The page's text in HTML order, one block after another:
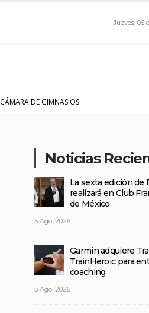
Jueves, 06
CÁMARA DE GIMNASIOS
Noticias
La sexta edición de
realizará en Club
de México
5 Ago, 2026
Garmin adquiere
TrainHeroic para
coaching
5 Ago, 2026